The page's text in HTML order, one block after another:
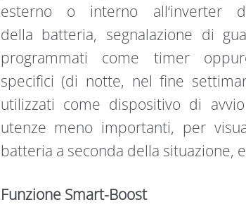
esterno o interno all‘inverter
della batteria, segnalazione di
programmati come timer
specifici (di notte, nel fine
utilizzati come dispositivo di
utenze meno importanti, per
batteria a seconda della situazione,
Funzione Smart-Boost